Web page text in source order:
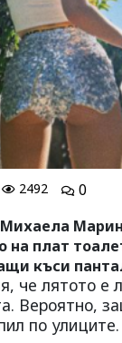
2492
0
на плат
къси
че лятото е
Вероятно,
по улиците.